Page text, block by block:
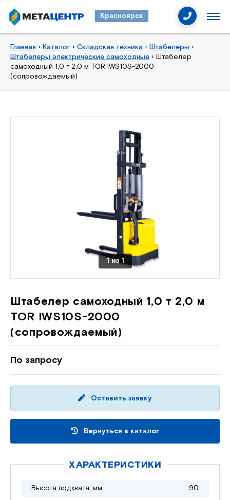
Красноярск
Главная › Каталог › Складская техника › Штабелеры ›
Штабелеры электрические самоходные › Штабелер
самоходный 1,0 т 2,0 м TOR IWS10S-2000
(сопровождаемый)
1из 1
Штабелер самоходный 1,0 т 2,0 м
TOR IWS10S-2000
(сопровождаемый)
По запросу
Оставить заявку
Вернуться в каталог
ХАРАКТЕРИСТИКИ
Высота подхвата, мм
90